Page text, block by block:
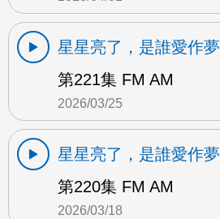
星星亮了，是誰愛作夢
第221集 FM AM
2026/03/25
星星亮了，是誰愛作夢
第220集 FM AM
2026/03/18